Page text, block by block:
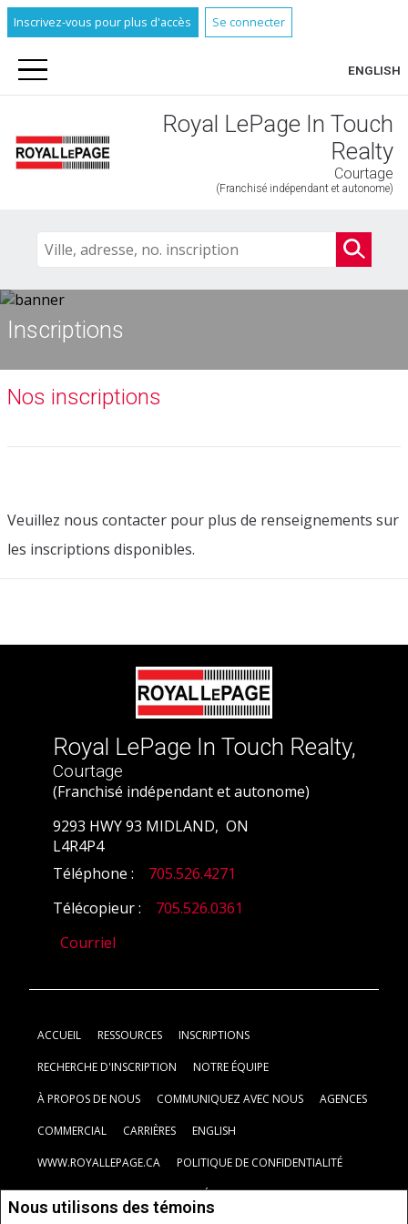
Nous utilisons des témoins
Inscrivez-vous pour plus d'accès Se connecter
ENGLISH
Royal LePage In Touch
Realty
Courtage
(Franchisé indépendant et autonome)
Inscriptions
Nos inscriptions
Veuillez nous contacter pour plus de renseignements sur
les inscriptions disponibles.
Royal LePage In Touch Realty,
Courtage
(Franchisé indépendant et autonome)
9293 HWY 93 MIDLAND, ON
L4R4P4
Téléphone :
705.526.4271
Télécopieur :
705.526.0361
Courriel
ACCUEIL RESSOURCES INSCRIPTIONS
RECHERCHE D'INSCRIPTION NOTRE ÉQUIPE
À PROPOS DE NOUS COMMUNIQUEZ AVEC NOUS AGENCES
COMMERCIAL CARRIÈRES ENGLISH
WWW.ROYALLEPAGE.CA POLITIQUE DE CONFIDENTIALITÉ
CLAUSE DE NON-RESPONSABILITÉ CONDITIONS D'UTILISATION